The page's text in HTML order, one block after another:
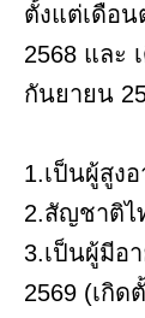
ตั้งแต่เดือ
2568 และ
กันยายน
1.เป็นผู้สูง
2.สัญชาติไ
3.เป็นผู้มีอ
2569 (เกิ